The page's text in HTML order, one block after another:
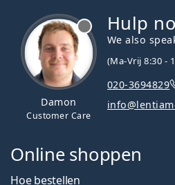
Damon
Customer Care
Hulp
We also
(Ma-Vrij 8:30 -
020-3694829
Online shoppen
Hoe bestellen